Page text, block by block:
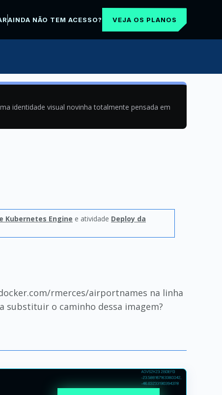
AINDA NÃO TEM ACESSO? VEJA OS PLANOS
identidade visual novinha totalmente pensada em
Kubernetes Engine e atividade Deploy da
rmerces/airportnames na linha
substituir o caminho dessa imagem?